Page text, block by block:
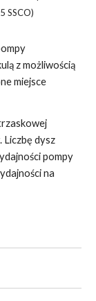
SSCO)
z możliwością
miejsce
Liczbę dysz
pompy
na